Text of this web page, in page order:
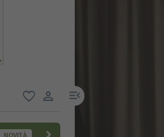
user link
menu link
NOVITÀ